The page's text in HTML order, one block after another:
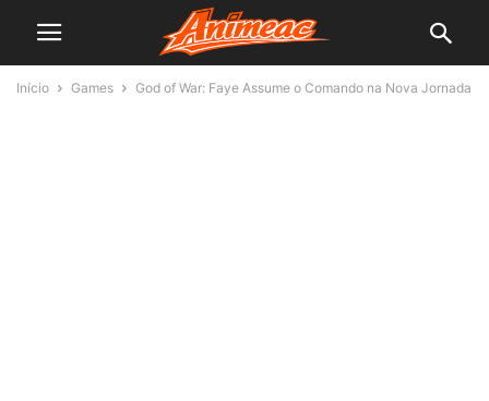
Início Games God of War: Faye Assume o Comando na Nova Jornada